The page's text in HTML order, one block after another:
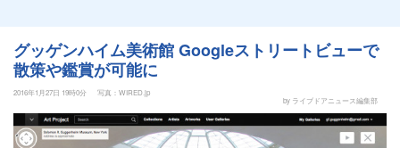
グッゲンハイム美術館 Googleストリートビューで
散策や鑑賞が可能に
2016年1月27日 19時0分
写真：WIRED.jp
by ライブドアニュース編集部